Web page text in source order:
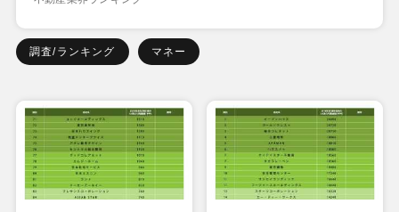
調査/ランキング マネー